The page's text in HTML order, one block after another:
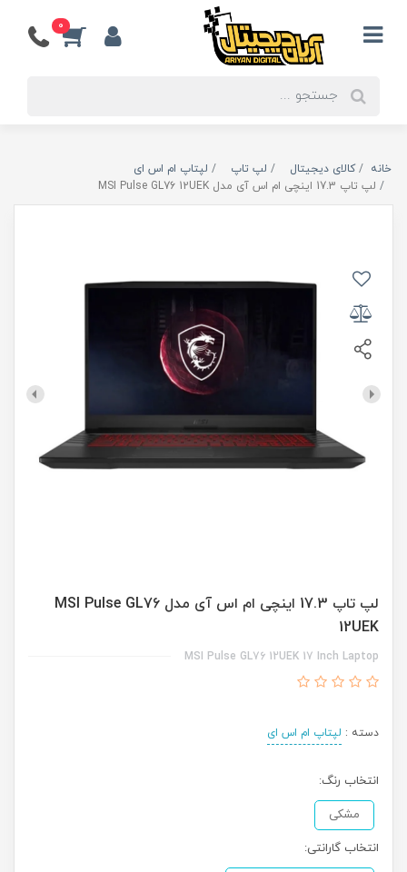
0
خانه کالای دیجیتال لپ تاپ
لپتاپ ام اس ای
لپ تاپ 17.3 اینچی ام اس آی مدل MSI Pulse GL76 12UEK
لپ تاپ 17.3 اینچی ام اس آی مدل MSI Pulse GL76
12UEK
MSI Pulse GL76 12UEK 17 Inch Laptop
دسته : لپتاپ ام اس ای
انتخاب رنگ:
مشکی
انتخاب گارانتی: